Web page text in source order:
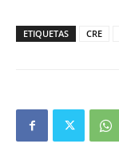
ETIQUETAS CRE